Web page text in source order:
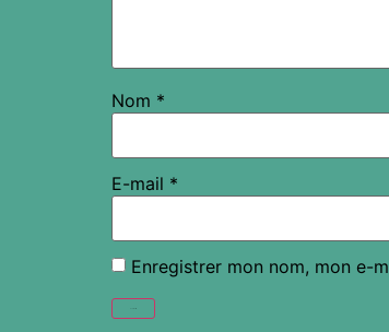
Nom *
E-mail *
Enregistrer mon nom, mon e-